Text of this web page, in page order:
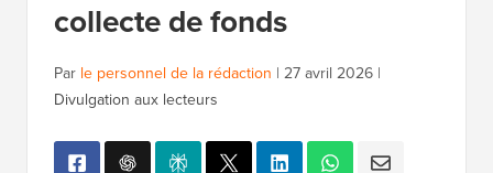
collecte de fonds
Par le personnel de la rédaction | 27 avril 2026 |
Divulgation aux lecteurs